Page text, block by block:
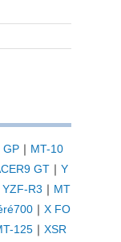
GP｜ MT-10
GT｜ Y
YZF-R3 ｜ MT
｜ X FO
125｜ XSR